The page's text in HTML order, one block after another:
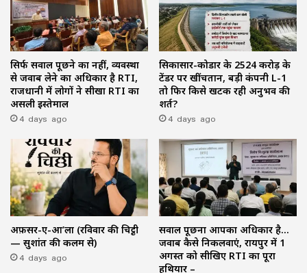
सिर्फ सवाल पूछने का नहीं, व्यवस्था
से जवाब लेने का अधिकार है RTI,
राजधानी में लोगों ने सीखा RTI का
असली इस्तेमाल
4 days ago
सिकासार-कोडार के ₹2524 करोड़ के
टेंडर पर खींचतान, बड़ी कंपनी L-1
तो फिर किसे खटक रही अनुभव की
शर्त?
4 days ago
अफ़सर-ए-आ’ला (रविवार की चिट्ठी
— सुशांत की कलम से)
4 days ago
सवाल पूछना आपका अधिकार है…
जवाब कैसे निकलवाएं, रायपुर में 1
अगस्त को सीखिए RTI का पूरा
हथियार –